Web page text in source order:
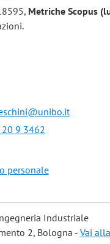
Metriche Scopus
9 3462
personale
Industriale
2, Bologna -Vai